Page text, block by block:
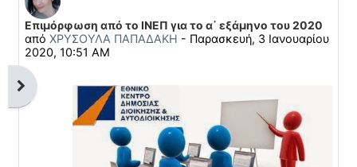
Άνοιγμα συρταριού μπλοκ
Επιμόρφωση από το ΙΝΕΠ για το α΄ εξάμηνο του 2020
απόΧΡΥΣΟΥΛΑ ΠΑΠΑΔΑΚΗ - Παρασκευή, 3 Ιανουαρίου
2020, 10:51 AM
Αριθμός απαντήσεων: 0